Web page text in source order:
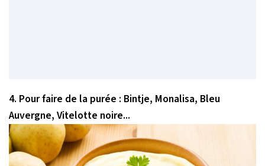
4. Pour faire de la purée : Bintje, Monalisa, Bleu
Auvergne, Vitelotte noire...